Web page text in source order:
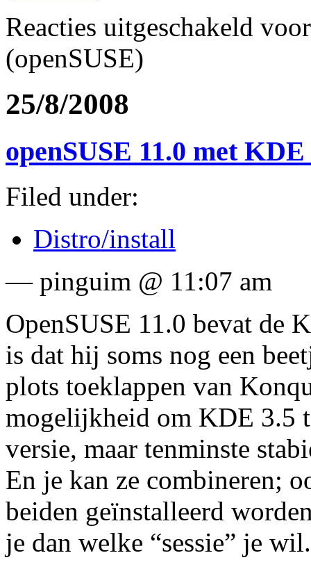
Reacties uitgeschakeld
(openSUSE)
25/8/2008
openSUSE 11.0 met
Filed under:
Distro/install
— pinguim @ 11:07 am
OpenSUSE 11.0 bevat de
is dat hij soms nog een
plots toeklappen van
mogelijkheid om KDE 3.5
versie, maar tenminste
En je kan ze combineren;
beiden geïnstalleerd
je dan welke “sessie” je wil.